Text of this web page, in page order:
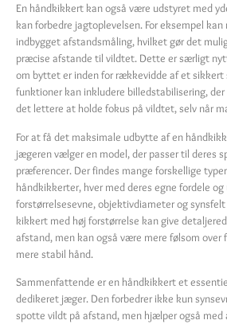
En håndkikkert kan også være udstyret med
kan forbedre jagtoplevelsen. For eksempel
indbygget afstandsmåling, hvilket gør det
præcise afstande til vildtet. Dette er særligt
om byttet er inden for rækkevidde af et sikkert
funktioner kan inkludere billedstabilisering,
det lettere at holde fokus på vildtet, selv når
For at få det maksimale udbytte af en
jægeren vælger en model, der passer til deres
præferencer. Der findes mange forskellige
håndkikkerter, hver med deres egne fordele
forstørrelsesevne, objektivdiameter og synsfelt
kikkert med høj forstørrelse kan give
afstand, men kan også være mere følsom over
mere stabil hånd.
Sammenfattende er en håndkikkert et
dedikeret jæger. Den forbedrer ikke kun
spotte vildt på afstand, men hjælper også